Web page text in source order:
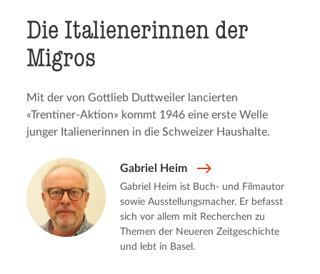
Die Italie­ne­rin­nen der
Migros
Mit der von Gottlieb Duttweiler lancierten
«Trentiner-Aktion» kommt 1946 eine erste Welle
junger Italienerinnen in die Schweizer Haushalte.
Gabriel Heim
Gabriel Heim ist Buch- und Filmautor
sowie Ausstellungsmacher. Er befasst
sich vor allem mit Recherchen zu
Themen der Neueren Zeitgeschichte
und lebt in Basel.